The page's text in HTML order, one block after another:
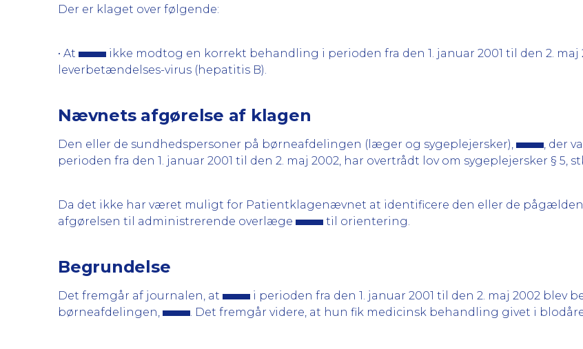
Der er klaget over følgende:
• At
ikke modtog en korrekt behandling i perioden fra den 1. januar 2001 til den 2.
leverbetændelses-virus (hepatitis B).
Nævnets afgørelse af klagen
Den eller de sundhedspersoner på børneafdelingen (læger og sygeplejersker), , der
perioden fra den 1. januar 2001 til den 2. maj 2002, har overtrådt lov om sygeplejersker § 5,
Da det ikke har været muligt for Patientklagenævnet at identificere den eller de
afgørelsen til administrerende overlæge
til orientering.
Begrundelse
Det fremgår af journalen, at
i perioden fra den 1. januar 2001 til den 2. maj 2002 blev
børneafdelingen,
. Det fremgår videre, at hun fik medicinsk behandling givet i